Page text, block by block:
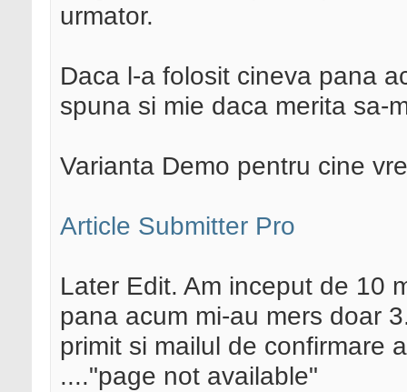
urmator.
Daca l-a folosit cineva pana
spuna si mie daca merita sa-
Varianta Demo pentru cine
Article Submitter Pro
Later Edit. Am inceput de 10
pana acum mi-au mers doar
primit si mailul de confirmare
...."page not available"